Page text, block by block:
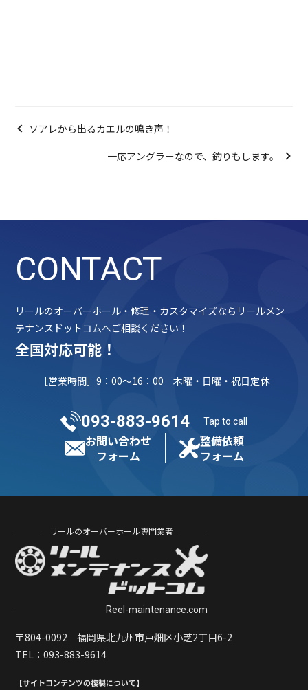
ソアレから出るカエルの鳴き声！
一応アングラーなので、釣りもします。
CONTACT
リールのオーバーホール・修理・カスタマイズならリールメン
テナンスドットコムへご相談ください！
全国対応可能！
［営業時間］9：00～16：00 木曜・日曜・祝日定休
093-883-9614 Tap to call
お問い合わせ
フォーム
整備依頼
フォーム
リールのオーバーホール専門業者
Reel-maintenance.com
〒804-0092 福岡県北九州市戸畑区小芝2丁目6-2
TEL：093-883-9614
【サイトコンテンツの複製について】